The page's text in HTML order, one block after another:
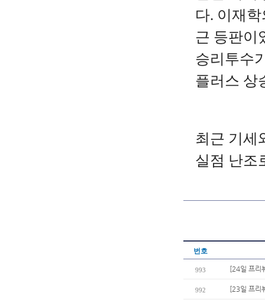
다. 이재
근 등판이
승리투수
플러스 상
최근 기세
실점 난조
번호
993 [24일 프리
992 [23일 프리